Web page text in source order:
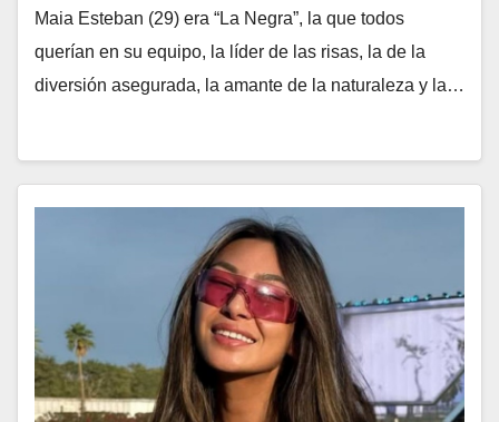
Maia Esteban (29) era “La Negra”, la que todos
querían en su equipo, la líder de las risas, la de la
diversión asegurada, la amante de la naturaleza y la…